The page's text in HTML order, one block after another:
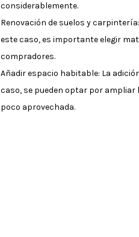
considerablemente.
Renovación de suelos y
este caso, es importante elegir
compradores.
Añadir espacio habitable: La
caso, se pueden optar por
poco aprovechada.